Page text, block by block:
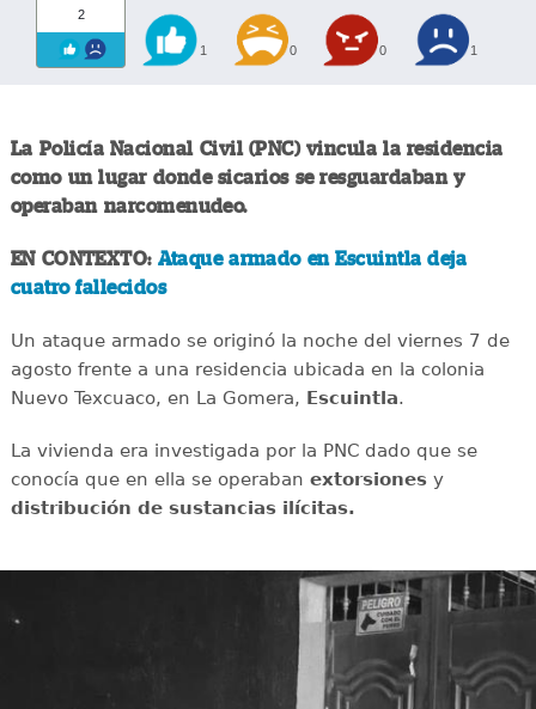
2
1 0 0 1
La Policía Nacional Civil (PNC) vincula la residencia
como un lugar donde sicarios se resguardaban y
operaban narcomenudeo.
EN CONTEXTO: Ataque armado en Escuintla deja
cuatro fallecidos
Un ataque armado se originó la noche del viernes 7 de
agosto frente a una residencia ubicada en la colonia
Nuevo Texcuaco, en La Gomera, Escuintla.
La vivienda era investigada por la PNC dado que se
conocía que en ella se operaban extorsionesy
distribución de sustancias ilícitas.